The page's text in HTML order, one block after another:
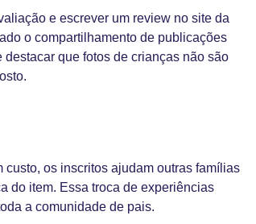
e escrever um review no site da
o compartilhamento de publicações
que fotos de crianças não são
os inscritos ajudam outras famílias
do item. Essa troca de experiências
a comunidade de pais.